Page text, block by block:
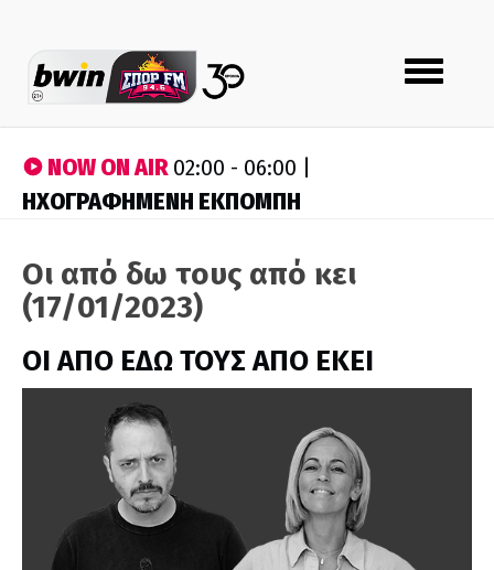
Toggle
navigation
NOW ON AIR02:00 - 06:00 |
ΗΧΟΓΡΑΦΗΜΕΝΗ ΕΚΠΟΜΠΗ
Οι από δω τους από κει
(17/01/2023)
ΟΙ ΑΠΟ ΕΔΩ ΤΟΥΣ ΑΠΟ ΕΚΕΙ